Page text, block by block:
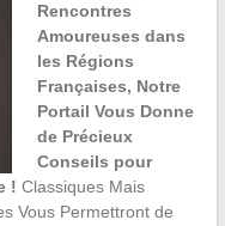
Rencontres
Amoureuses dans
les Régions
Françaises, Notre
Portail Vous Donne
de Précieux
Conseils pour
! Classiques Mais
Vous Permettront de